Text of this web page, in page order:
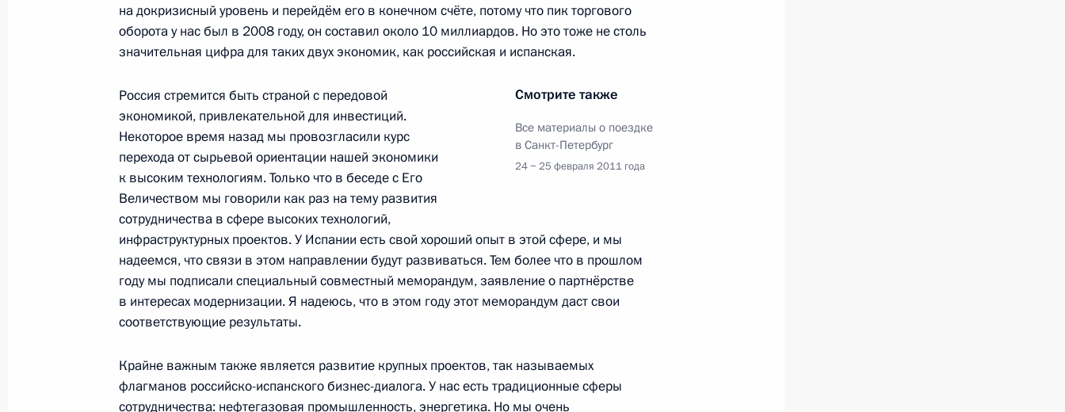
Встреча с представителями деловых кругов России и Испании
19 июля 2012 года, 17:30
Встреча с Королём Испании Хуаном Карлосом I
19 июля 2012 года, 14:30
Владимир Путин вручил Государственную премию России Королю
Испании Хуану Карлосу I
19 июля 2012 года, 13:50
13 июля 2012 года, 17:00
на докризисный уровень и перейдём его в конечном счёте, потому что пик торгового
оборота у нас был в 2008 году, он составил около 10 миллиардов. Но это тоже не столь
значительная цифра для таких двух экономик, как российская и испанская.
Смотрите также
Все материалы о поездке
в Санкт-Петербург
24 − 25 февраля 2011 года
Россия стремится быть страной с передовой
экономикой, привлекательной для инвестиций.
Некоторое время назад мы провозгласили курс
перехода от сырьевой ориентации нашей экономики
к высоким технологиям. Только что в беседе с Его
Величеством мы говорили как раз на тему развития
сотрудничества в сфере высоких технологий,
инфраструктурных проектов. У Испании есть свой хороший опыт в этой сфере, и мы
надеемся, что связи в этом направлении будут развиваться. Тем более что в прошлом
году мы подписали специальный совместный меморандум, заявление о партнёрстве
в интересах модернизации. Я надеюсь, что в этом году этот меморандум даст свои
соответствующие результаты.
Крайне важным также является развитие крупных проектов, так называемых
флагманов российско-испанского бизнес-диалога. У нас есть традиционные сферы
сотрудничества: нефтегазовая промышленность, энергетика. Но мы очень